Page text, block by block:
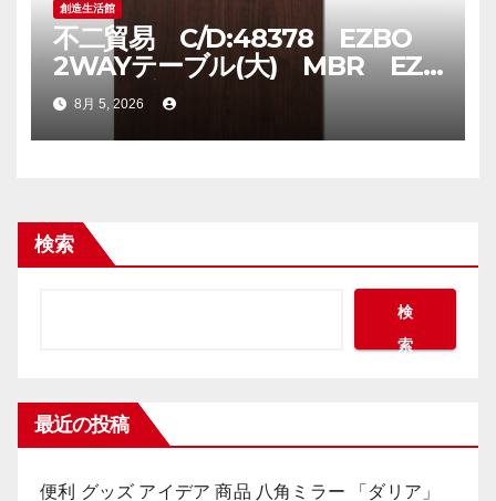
まとめ
創造生活館
不二貿易 C/D:48378 EZBO
2WAYテーブル(大) MBR EZ-
ST 665 家具 収納 照明 | 関連単語
便利 クリスマス 玄関 コード 整理
バス 補助器具 ベッド ラック スチ
ボックス アイディア商品 ゴミ箱
｜楽天で話題のインテリア・日用
8月 5, 2026
検索
検
索
最近の投稿
便利 グッズ アイデア 商品 八角ミラー 「ダリア」